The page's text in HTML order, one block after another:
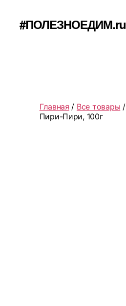
#ПОЛЕЗНОЕДИМ.ru
Главная / Все товары /
Пири-Пири, 100г